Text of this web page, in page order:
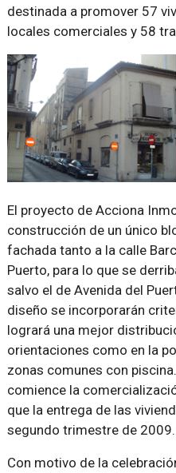
destinada a promover 57
locales comerciales y 58
El proyecto de Acciona
construcción de un único
fachada tanto a la calle
Puerto, para lo que se
salvo el de Avenida del
diseño se incorporarán
logrará una mejor
orientaciones como en la
zonas comunes con
comience la
que la entrega de las
segundo trimestre de 2009.
Con motivo de la